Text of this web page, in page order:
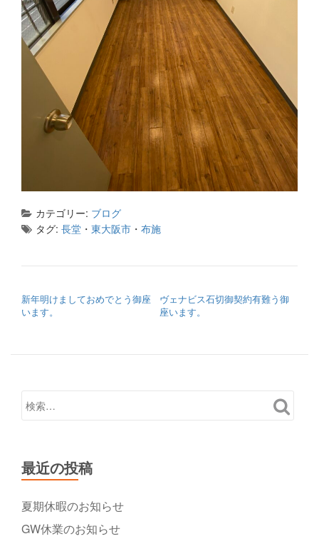
カテゴリー: ブログ
タグ: 長堂 ・ 東大阪市 ・ 布施
新年明けましておめでとう御座
います。
ヴェナビス石切御契約有難う御
座います。
最近の投稿
夏期休暇のお知らせ
GW休業のお知らせ